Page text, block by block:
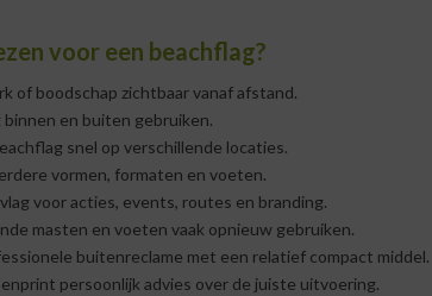
voor een beachflag?
of boodschap zichtbaar vanaf afstand.
binnen en buiten gebruiken.
snel op verschillende locaties.
vormen, formaten en voeten.
voor acties, events, routes en branding.
masten en voeten vaak opnieuw gebruiken.
buitenreclame met een relatief compact middel.
persoonlijk advies over de juiste uitvoering.